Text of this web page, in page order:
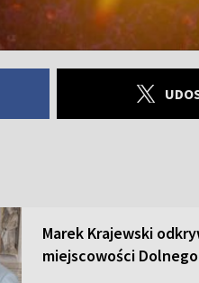
Marek Krajewski
miejscowości